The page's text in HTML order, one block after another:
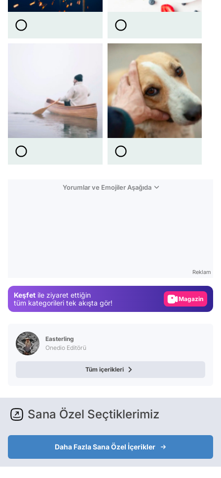
Yorumlar ve Emojiler Aşağıda
Reklam
Keşfet ile ziyaret ettiğin
tüm kategorileri tek akışta gör!
Video
Easterling
Onedio Editörü
Tüm içerikleri
Sana Özel Seçtiklerimiz
Daha Fazla Sana Özel İçerikler